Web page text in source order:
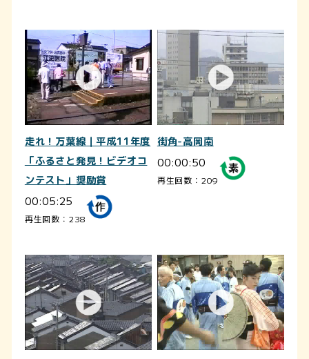
走れ！万葉線｜平成11年度
「ふるさと発見！ビデオコ
ンテスト」奨励賞
00:05:25
再生回数：238
街角-高岡南
00:00:50
再生回数：209